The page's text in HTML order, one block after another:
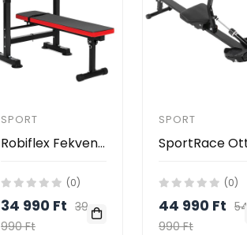
SPORT
Robiflex Fekvenyomó pad
(0)
34 990 Ft 39
990 Ft
SPORT
(0)
44 990 Ft 54
990 Ft